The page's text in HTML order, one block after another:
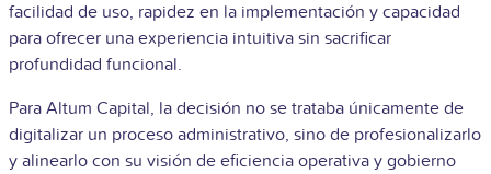
facilidad de uso, rapidez en la implementación y capacidad
para ofrecer una experiencia intuitiva sin sacrificar
profundidad funcional.
Para Altum Capital, la decisión no se trataba únicamente de
digitalizar un proceso administrativo, sino de profesionalizarlo
y alinearlo con su visión de eficiencia operativa y gobierno